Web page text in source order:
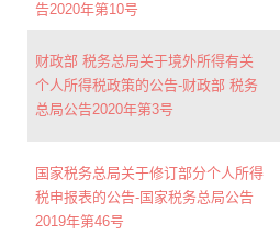
告2020年第10号
财政部 税务总局关于境外所得有关
个人所得税政策的公告-财政部 税务
总局公告2020年第3号
国家税务总局关于修订部分个人所得
税申报表的公告-国家税务总局公告
2019年第46号